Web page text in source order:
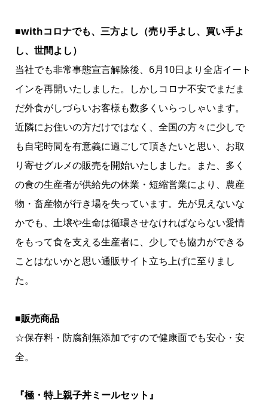
■withコロナでも、三方よし（売り手よし、買い手よ
し、世間よし）
当社でも非常事態宣言解除後、6月10日より全店イート
インを再開いたしました。しかしコロナ不安でまだま
だ外食がしづらいお客様も数多くいらっしゃいます。
近隣にお住いの方だけではなく、全国の方々に少しで
も自宅時間を有意義に過ごして頂きたいと思い、お取
り寄せグルメの販売を開始いたしました。また、多く
の食の生産者が供給先の休業・短縮営業により、農産
物・畜産物が行き場を失っています。先が見えないな
かでも、土壌や生命は循環させなければならない愛情
をもって食を支える生産者に、少しでも協力ができる
ことはないかと思い通販サイト立ち上げに至りまし
た。
■販売商品
☆保存料・防腐剤無添加ですので健康面でも安心・安
全。
『極・特上親子丼ミールセット』